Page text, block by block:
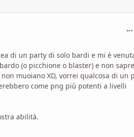
di un party di solo bardi e mi è
(o picchione o blaster) e non
muoiano XD, vorrei qualcosa di un
come png più potenti a livelli
abilità.